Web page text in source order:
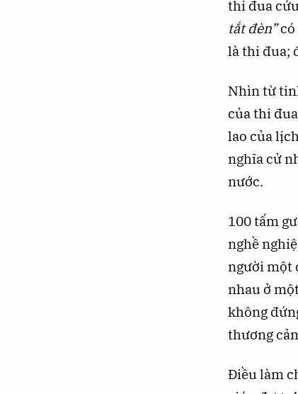
thi đua
tắt đèn”có
là thi đua;
Nhìn từ
của thi
lao của
nghĩa cử
nước.
100 tấm
nghề
người một
nhau ở
không
thương
Điều làm